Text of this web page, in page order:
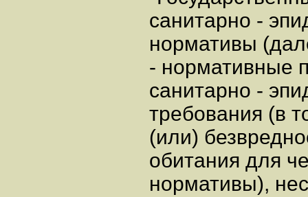
санитарно -
нормативы
- нормативные
санитарно -
требования (в
(или)
обитания для
нормативы),